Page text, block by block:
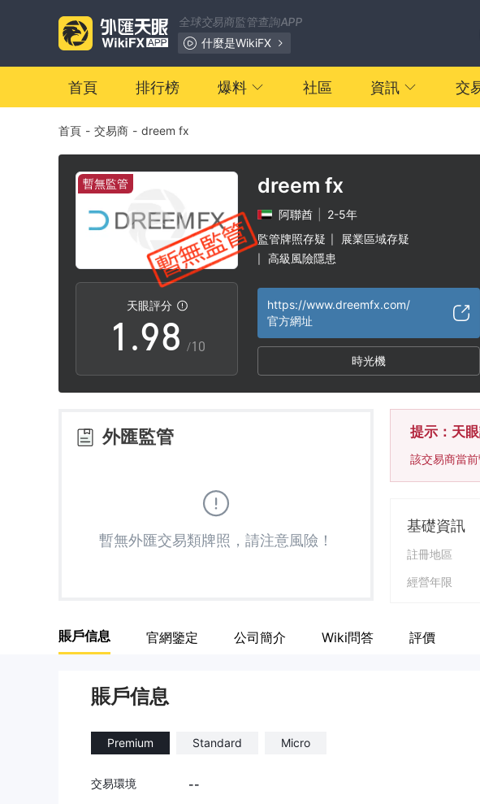
全球交易商監管查詢APP
什麼是WikiFX
首頁 排行榜 爆料 社區 資訊 交
首頁 - 交易商 - dreem fx
暫無監管
天眼評分
0
1
2
3
5
7
8
9
.
3
4
5
7
8
9
2
3
4
6
7
8
9
/10
dreem fx
阿聯酋
2-5年
監管牌照存疑
展業區域存疑
高級風險隱患
https://www.dreemfx.com/
官方網址
時光機
外匯監管
暫無外匯交易類牌照，請注意風險！
提示：天
該交易商當
基礎資訊
註冊地區
經營年限
賬戶信息 官網鑒定 公司簡介 Wiki問答 評價
賬戶信息
Premium Standard Micro
交易環境 --